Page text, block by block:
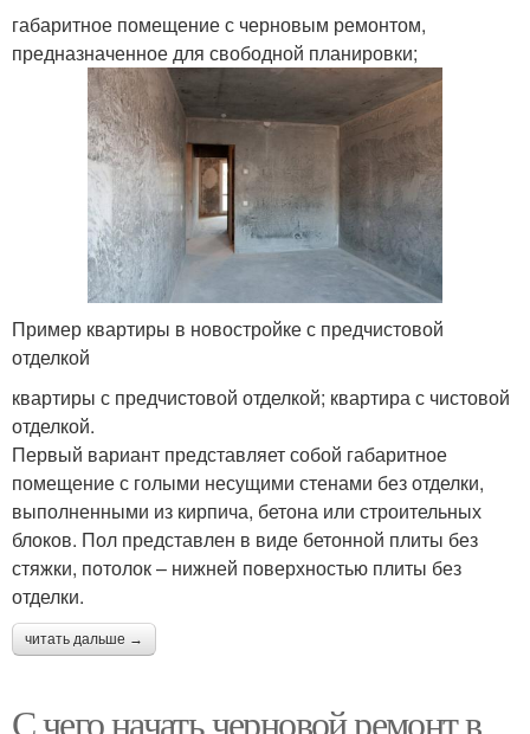
габаритное помещение с черновым ремонтом,
предназначенное для свободной планировки;
Пример квартиры в новостройке с предчистовой
отделкой
квартиры с предчистовой отделкой; квартира с чистовой
отделкой.
Первый вариант представляет собой габаритное
помещение с голыми несущими стенами без отделки,
выполненными из кирпича, бетона или строительных
блоков. Пол представлен в виде бетонной плиты без
стяжки, потолок – нижней поверхностью плиты без
отделки.
читать дальше →
С чего начать черновой ремонт в